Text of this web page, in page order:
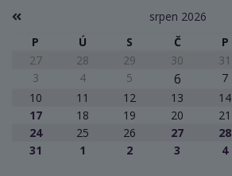
srpen 2026
P
Ú S Č P
27
28 29 30 31
3
4 5 6 7
10
11 12 13 14
17
18 19 20 21
24
25 26 27 28
31
1 2 3 4